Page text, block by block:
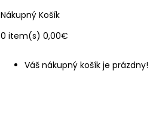
Nákupný Košík
0 item(s) 0,00€
Váš nákupný košík je prázdny!